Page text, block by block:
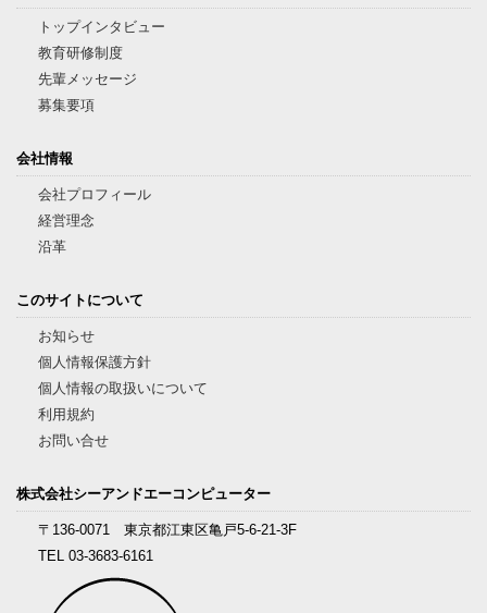
トップインタビュー
教育研修制度
先輩メッセージ
募集要項
会社情報
会社プロフィール
経営理念
沿革
このサイトについて
お知らせ
個人情報保護方針
個人情報の取扱いについて
利用規約
お問い合せ
株式会社シーアンドエーコンピューター
〒136-0071 東京都江東区亀戸5-6-21-3F
TEL 03-3683-6161